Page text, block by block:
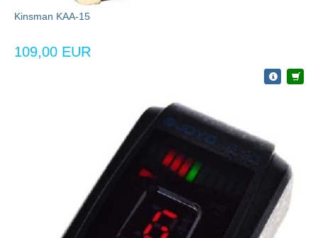
Kinsman KAA-15
109,00 EUR